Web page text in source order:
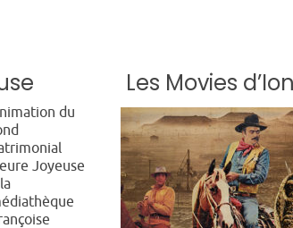
du
Joyeuse
Les Movies